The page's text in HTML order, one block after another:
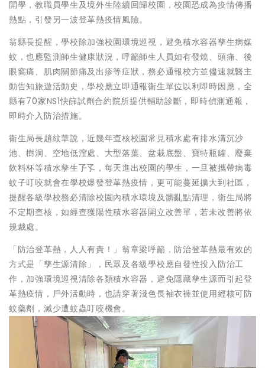
開學，教職員學生及境外生陸續回歸校園，校園恐成為疫情傳播
熱點，引發另一波登革熱疫情風險。
翁縣長提醒，學校除加強校園環境巡視，避免積水容器孳生病媒
蚊，也應監測師生健康狀況，呼籲師生人員如有發燒、頭痛、後
眼窩痛、肌肉關節痛及出疹等症狀，務必通報校方並儘速就醫主
動告知旅遊活動史，學校應立即通報衛生單位以利即時因應，全
縣有70家NS1快篩試劑合約院所提供輔助診斷，即時偵測通報，
即時介入防治措施。
衛生局長趙紋華說，近幾年查核校園常見積水處有排水溝沉沙
池、樹洞、空地低漥處、大型落葉、盆栽底盤、寶特瓶罐、廢棄
飲料杯等積水孳生孒孓，每天進出校園的學生，一旦被攜帶病毒
蚊子叮咬就會在學校爆發登革熱疫情，更可能蔓延擴大到社區，
提醒各級學校務必清除校園內積水環境及髒亂點清理，衛生局將
不定期查核，如經查獲陽性積水容器開立改善單，若未改善將依
規裁處。
「防治登革熱，人人有責！」翁章梁呼籲，防治登革熱最有效的
方式是「孳生源清除」，民眾及各級學校應自發性投入防治工
作，加強環境巡視清除各類積水容器，避免隱藏孳生源而引起登
革熱疫情，戶外活動時，也請穿著淺色長袖衣褲並使用經核可防
蚊藥劑，減少遭蚊蟲叮咬機會。